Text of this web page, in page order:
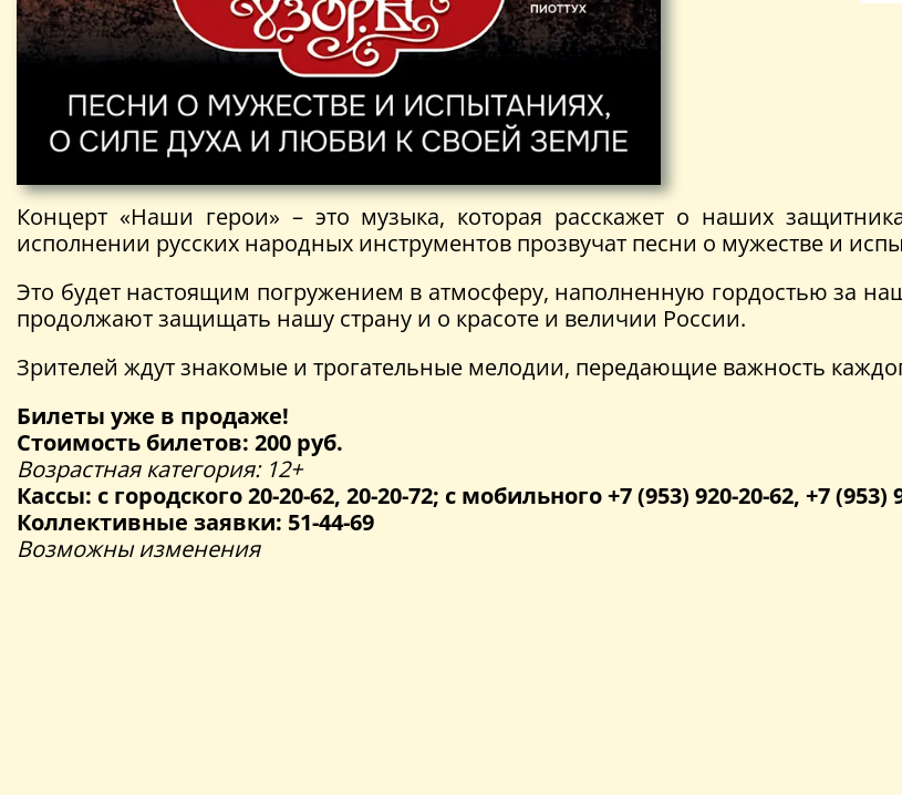
Концерт «Наши герои» – это музыка, которая расскажет о наших
исполнении русских народных инструментов прозвучат песни о мужестве и
Это будет настоящим погружением в атмосферу, наполненную гордостью за
продолжают защищать нашу страну и о красоте и величии России.
Зрителей ждут знакомые и трогательные мелодии, передающие важность
Билеты уже в продаже!
Стоимость билетов: 200 руб.
Возрастная категория: 12+
Кассы: с городского 20-20-62, 20-20-72; с мобильного +7 (953) 920-20-62, +7 (953)
Коллективные заявки: 51-44-69
Возможны изменения